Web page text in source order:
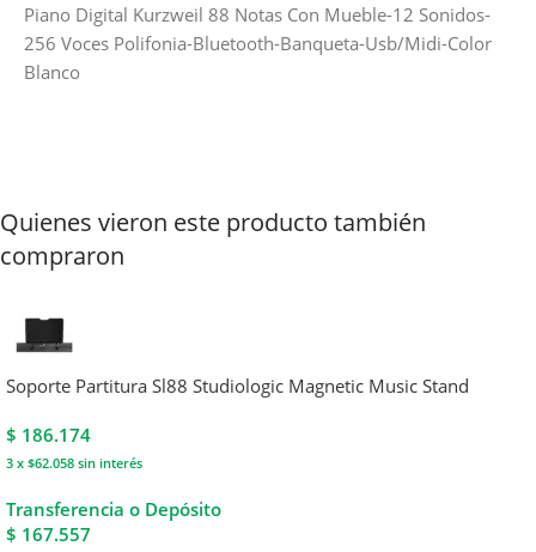
Piano Digital Kurzweil 88 Notas Con Mueble-12 Sonidos-
256 Voces Polifonia-Bluetooth-Banqueta-Usb/Midi-Color
Blanco
Quienes vieron este producto también
compraron
Soporte Partitura Sl88 Studiologic Magnetic Music Stand
$ 186.174
3 x $62.058 sin interés
Transferencia o Depósito
$ 167.557